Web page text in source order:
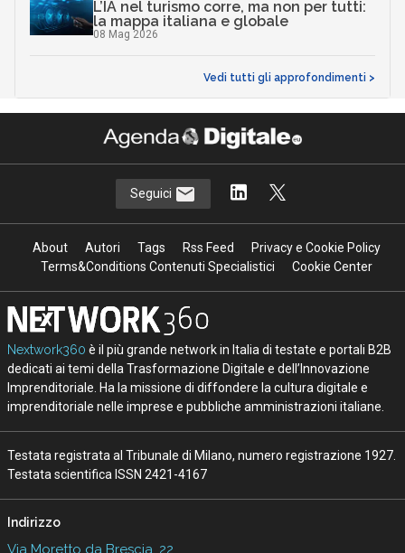
L’IA nel turismo corre, ma non per tutti:
la mappa italiana e globale
08 Mag 2026
Vedi tutti gli approfondimenti >
Seguici
About Autori Tags Rss Feed
Privacy e Cookie Policy
Terms&Conditions Contenuti Specialistici
Cookie Center
Nextwork360 è il più grande network in Italia di testate e portali B2B
dedicati ai temi della Trasformazione Digitale e dell’Innovazione
Imprenditoriale. Ha la missione di diffondere la cultura digitale e
imprenditoriale nelle imprese e pubbliche amministrazioni italiane.
Testata registrata al Tribunale di Milano, numero registrazione 1927.
Testata scientifica ISSN 2421-4167
Indirizzo
Via Moretto da Brescia, 22